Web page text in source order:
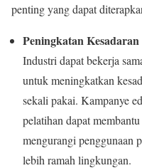
penting yang dapat
Peningkatan
Industri dapat bekerja
untuk meningkatkan
sekali pakai. Kampanye
pelatihan dapat
mengurangi penggunaan
lebih ramah lingkungan.